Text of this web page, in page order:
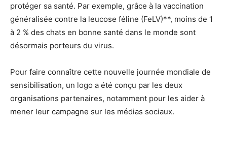
protéger sa santé. Par exemple, grâce à la vaccination
généralisée contre la leucose féline (FeLV)**, moins de 1
à 2 % des chats en bonne santé dans le monde sont
désormais porteurs du virus.
Pour faire connaître cette nouvelle journée mondiale de
sensibilisation, un logo a été conçu par les deux
organisations partenaires, notamment pour les aider à
mener leur campagne sur les médias sociaux.